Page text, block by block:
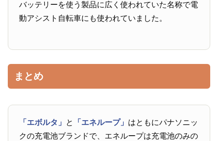
バッテリーを使う製品に広く使われていた名称で電
動アシスト自転車にも使われていました。
まとめ
「エボルタ」 と 「エネループ」 はともにパナソニッ
クの充電池ブランドで、エネループは充電池のみの